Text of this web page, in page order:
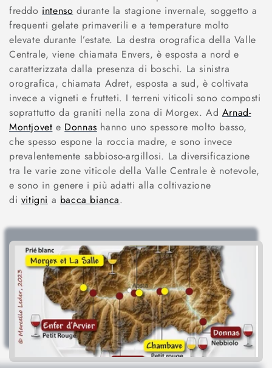
i
o
n
e
:
freddo intenso durante la stagione invernale, soggetto a
frequenti gelate primaverili e a temperature molto
elevate durante l’estate. La destra orografica della Valle
Centrale, viene chiamata Envers, è esposta a nord e
caratterizzata dalla presenza di boschi. La sinistra
orografica, chiamata Adret, esposta a sud, è coltivata
invece a vigneti e frutteti. I terreni viticoli sono composti
soprattutto da graniti nella zona di Morgex. Ad Arnad-
Montjovet e Donnas hanno uno spessore molto basso,
che spesso espone la roccia madre, e sono invece
prevalentemente sabbioso-argillosi. La diversificazione
tra le varie zone viticole della Valle Centrale è notevole,
e sono in genere i più adatti alla coltivazione
di vitigni a bacca bianca.